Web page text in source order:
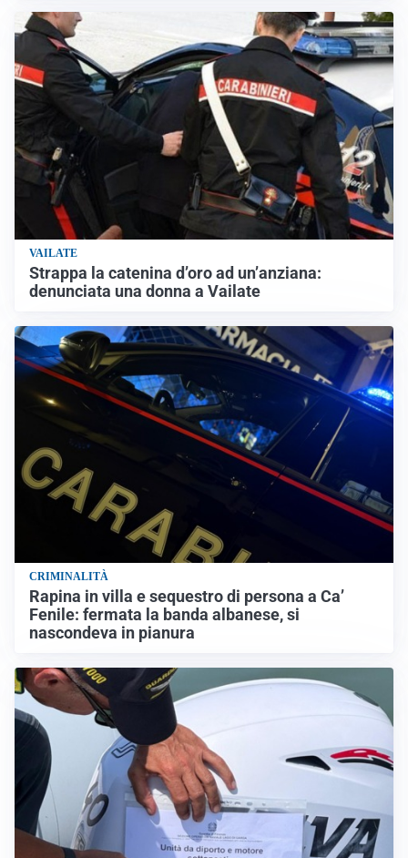
VAILATE
Strappa la catenina d’oro ad un’anziana:
denunciata una donna a Vailate
CRIMINALITÀ
Rapina in villa e sequestro di persona a Ca’
Fenile: fermata la banda albanese, si
nascondeva in pianura